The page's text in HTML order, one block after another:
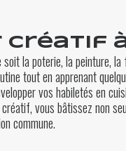
créatif
la poterie, la peinture,
tout en apprenant
vos habiletés en
vous bâtissez non
commune.